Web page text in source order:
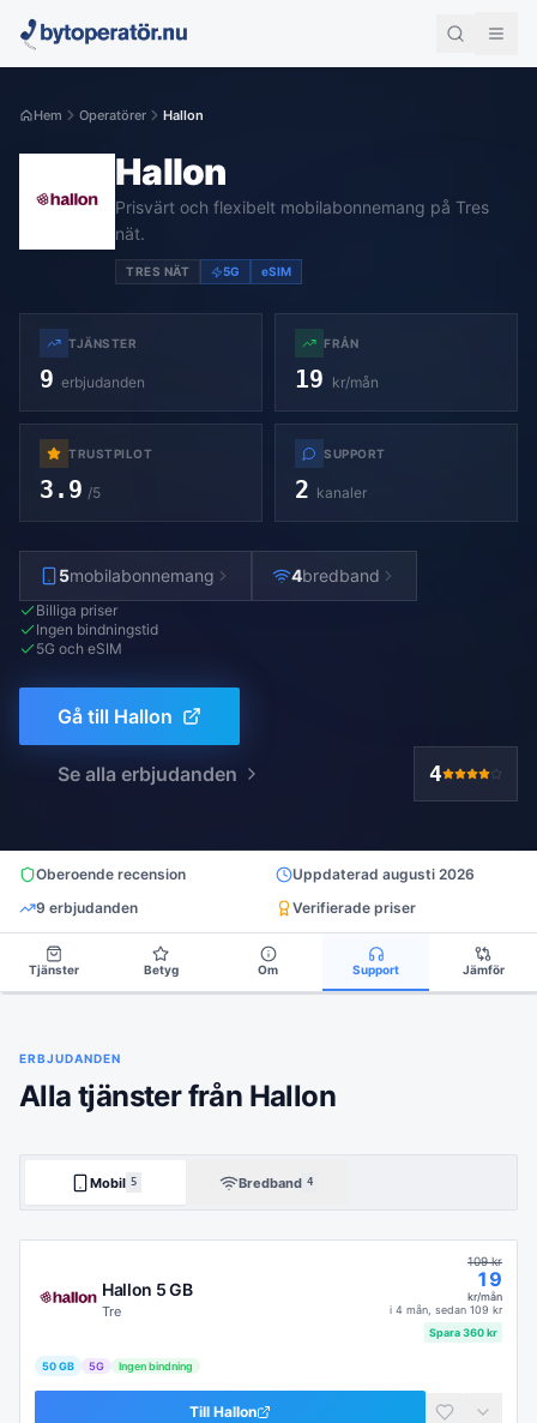
Hem Operatörer Hallon
Hallon
Prisvärt och flexibelt mobilabonnemang på Tres
nät.
TRES NÄT 5G eSIM
TJÄNSTER
9 erbjudanden
FRÅN
19 kr/mån
TRUSTPILOT
3.9 /5
SUPPORT
2 kanaler
5mobilabonnemang 4bredband
Billiga priser
Ingen bindningstid
5G och eSIM
Gå till Hallon
Se alla erbjudanden 4
Oberoende recension Uppdaterad augusti 2026
9 erbjudanden Verifierade priser
Tjänster Betyg Om Support Jämför
ERBJUDANDEN
Alla tjänster från Hallon
Mobil 5 Bredband 4
Hallon 5 GB
Tre
109kr
19
kr/mån
i 4 mån , sedan 109 kr
Spara360kr
50 GB 5G Ingen bindning
Till Hallon